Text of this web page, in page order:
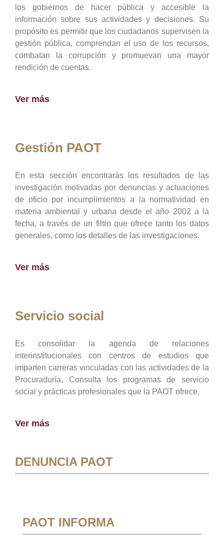
los gobiernos de hacer pública y accesible la
información sobre sus actividades y decisiones. Su
propósito es permitir que los ciudadanos supervisen la
gestión pública, comprendan el uso de los recursos,
combatan la corrupción y promuevan una mayor
rendición de cuentas.
Ver más
Gestión PAOT
En esta sección encontrarás los resultados de las
investigación motivadas por denuncias y actuaciones
de oficio por incumplimientos a la normatividad en
materia ambiental y urbana desde el año 2002 a la
fecha, a través de un filtro que ofrece tanto los datos
generales, como los detalles de las investigaciones.
Ver más
Servicio social
Es consolidar la agenda de relaciones
interinstitucionales con centros de estudios que
imparten carreras vinculadas con las actividades de la
Procuraduría, Consulta los programas de servicio
social y prácticas profesionales que la PAOT ofrece.
Ver más
DENUNCIA PAOT
PAOT INFORMA